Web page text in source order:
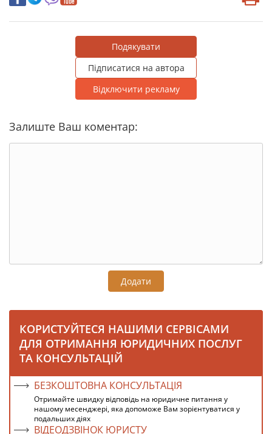
Подякувати
Підписатися на автора
Відключити рекламу
Залиште Ваш коментар:
Додати
КОРИСТУЙТЕСЯ НАШИМИ СЕРВІСАМИ
ДЛЯ ОТРИМАННЯ ЮРИДИЧНИХ ПОСЛУГ
ТА КОНСУЛЬТАЦІЙ
БЕЗКОШТОВНА КОНСУЛЬТАЦІЯ
Отримайте швидку відповідь на юридичне питання у
нашому месенджері, яка допоможе Вам зорієнтуватися у
подальших діях
ВІДЕОДЗВІНОК ЮРИСТУ